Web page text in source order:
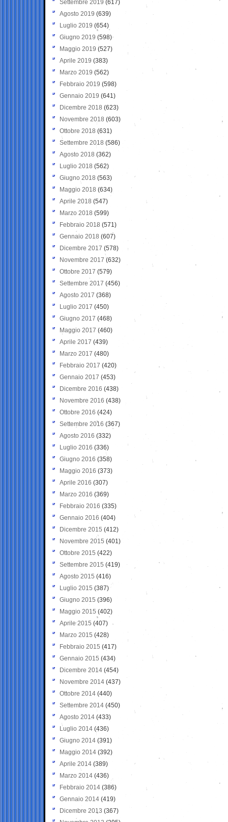
Settembre 2019 (617)
Agosto 2019 (639)
Luglio 2019 (654)
Giugno 2019 (598)
Maggio 2019 (527)
Aprile 2019 (383)
Marzo 2019 (562)
Febbraio 2019 (598)
Gennaio 2019 (641)
Dicembre 2018 (623)
Novembre 2018 (603)
Ottobre 2018 (631)
Settembre 2018 (586)
Agosto 2018 (362)
Luglio 2018 (562)
Giugno 2018 (563)
Maggio 2018 (634)
Aprile 2018 (547)
Marzo 2018 (599)
Febbraio 2018 (571)
Gennaio 2018 (607)
Dicembre 2017 (578)
Novembre 2017 (632)
Ottobre 2017 (579)
Settembre 2017 (456)
Agosto 2017 (368)
Luglio 2017 (450)
Giugno 2017 (468)
Maggio 2017 (460)
Aprile 2017 (439)
Marzo 2017 (480)
Febbraio 2017 (420)
Gennaio 2017 (453)
Dicembre 2016 (438)
Novembre 2016 (438)
Ottobre 2016 (424)
Settembre 2016 (367)
Agosto 2016 (332)
Luglio 2016 (336)
Giugno 2016 (358)
Maggio 2016 (373)
Aprile 2016 (307)
Marzo 2016 (369)
Febbraio 2016 (335)
Gennaio 2016 (404)
Dicembre 2015 (412)
Novembre 2015 (401)
Ottobre 2015 (422)
Settembre 2015 (419)
Agosto 2015 (416)
Luglio 2015 (387)
Giugno 2015 (396)
Maggio 2015 (402)
Aprile 2015 (407)
Marzo 2015 (428)
Febbraio 2015 (417)
Gennaio 2015 (434)
Dicembre 2014 (454)
Novembre 2014 (437)
Ottobre 2014 (440)
Settembre 2014 (450)
Agosto 2014 (433)
Luglio 2014 (436)
Giugno 2014 (391)
Maggio 2014 (392)
Aprile 2014 (389)
Marzo 2014 (436)
Febbraio 2014 (386)
Gennaio 2014 (419)
Dicembre 2013 (367)